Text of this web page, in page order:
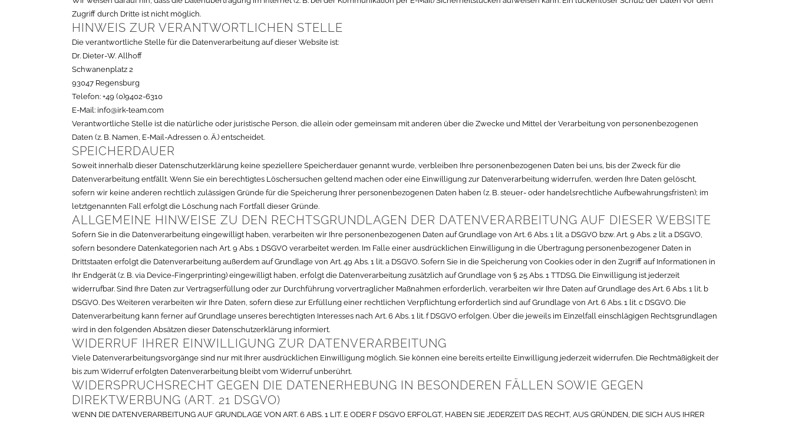
Zugriff durch Dritte ist nicht möglich.
HINWEIS ZUR VERANTWORTLICHEN STELLE
Die verantwortliche Stelle für die Datenverarbeitung auf dieser Website ist:
Dr. Dieter-W. Allhoff
Schwanenplatz 2
93047 Regensburg
Telefon: +49 (0)9402-6310
E-Mail: info@irk-team.com
Verantwortliche Stelle ist die natürliche oder juristische Person, die allein oder gemeinsam mit anderen über die Zwecke und Mittel der Verarbeitung von personenbezogenen
Daten (z. B. Namen, E-Mail-Adressen o. Ä.) entscheidet.
SPEICHERDAUER
Soweit innerhalb dieser Datenschutzerklärung keine speziellere Speicherdauer genannt wurde, verbleiben Ihre personenbezogenen Daten bei uns, bis der Zweck für die
Datenverarbeitung entfällt. Wenn Sie ein berechtigtes Löschersuchen geltend machen oder eine Einwilligung zur Datenverarbeitung widerrufen, werden Ihre Daten gelöscht,
sofern wir keine anderen rechtlich zulässigen Gründe für die Speicherung Ihrer personenbezogenen Daten haben (z. B. steuer- oder handelsrechtliche Aufbewahrungsfristen); im
letztgenannten Fall erfolgt die Löschung nach Fortfall dieser Gründe.
ALLGEMEINE HINWEISE ZU DEN RECHTSGRUNDLAGEN DER DATENVERARBEITUNG AUF DIESER WEBSITE
Sofern Sie in die Datenverarbeitung eingewilligt haben, verarbeiten wir Ihre personenbezogenen Daten auf Grundlage von Art. 6 Abs. 1 lit. a DSGVO bzw. Art. 9 Abs. 2 lit. a DSGVO,
sofern besondere Datenkategorien nach Art. 9 Abs. 1 DSGVO verarbeitet werden. Im Falle einer ausdrücklichen Einwilligung in die Übertragung personenbezogener Daten in
Drittstaaten erfolgt die Datenverarbeitung außerdem auf Grundlage von Art. 49 Abs. 1 lit. a DSGVO. Sofern Sie in die Speicherung von Cookies oder in den Zugriff auf Informationen in
Ihr Endgerät (z. B. via Device-Fingerprinting) eingewilligt haben, erfolgt die Datenverarbeitung zusätzlich auf Grundlage von § 25 Abs. 1 TTDSG. Die Einwilligung ist jederzeit
widerrufbar. Sind Ihre Daten zur Vertragserfüllung oder zur Durchführung vorvertraglicher Maßnahmen erforderlich, verarbeiten wir Ihre Daten auf Grundlage des Art. 6 Abs. 1 lit. b
DSGVO. Des Weiteren verarbeiten wir Ihre Daten, sofern diese zur Erfüllung einer rechtlichen Verpflichtung erforderlich sind auf Grundlage von Art. 6 Abs. 1 lit. c DSGVO. Die
Datenverarbeitung kann ferner auf Grundlage unseres berechtigten Interesses nach Art. 6 Abs. 1 lit. f DSGVO erfolgen. Über die jeweils im Einzelfall einschlägigen Rechtsgrundlagen
wird in den folgenden Absätzen dieser Datenschutzerklärung informiert.
WIDERRUF IHRER EINWILLIGUNG ZUR DATENVERARBEITUNG
Viele Datenverarbeitungsvorgänge sind nur mit Ihrer ausdrücklichen Einwilligung möglich. Sie können eine bereits erteilte Einwilligung jederzeit widerrufen. Die Rechtmäßigkeit der
bis zum Widerruf erfolgten Datenverarbeitung bleibt vom Widerruf unberührt.
WIDERSPRUCHSRECHT GEGEN DIE DATENERHEBUNG IN BESONDEREN FÄLLEN SOWIE GEGEN
DIREKTWERBUNG (ART. 21 DSGVO)
WENN DIE DATENVERARBEITUNG AUF GRUNDLAGE VON ART. 6 ABS. 1 LIT. E ODER F DSGVO ERFOLGT, HABEN SIE JEDERZEIT DAS RECHT, AUS GRÜNDEN, DIE SICH AUS IHRER